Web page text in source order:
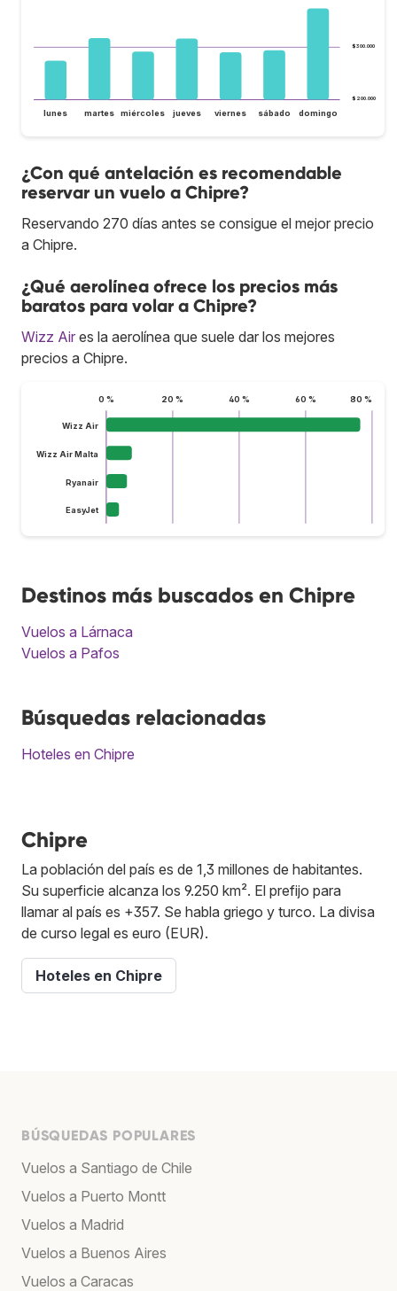
$200.000
$300.000
lunes martes miércoles jueves viernes sábado domingo
¿Con qué antelación es recomendable
reservar un vuelo a Chipre?
Reservando 270 días antes se consigue el mejor precio
a Chipre.
¿Qué aerolínea ofrece los precios más
baratos para volar a Chipre?
Wizz Air es la aerolínea que suele dar los mejores
precios a Chipre.
0 % 20 % 40 % 60 % 80 %
Wizz Air
Wizz Air Malta
Ryanair
EasyJet
Destinos más buscados en Chipre
Vuelos a Lárnaca
Vuelos a Pafos
Búsquedas relacionadas
Hoteles en Chipre
Chipre
La población del país es de 1,3 millones de habitantes.
Su superficie alcanza los 9.250 km². El prefijo para
llamar al país es +357. Se habla griego y turco. La divisa
de curso legal es euro (EUR).
Hoteles en Chipre
BÚSQUEDAS POPULARES
Vuelos a Santiago de Chile
Vuelos a Puerto Montt
Vuelos a Madrid
Vuelos a Buenos Aires
Vuelos a Caracas